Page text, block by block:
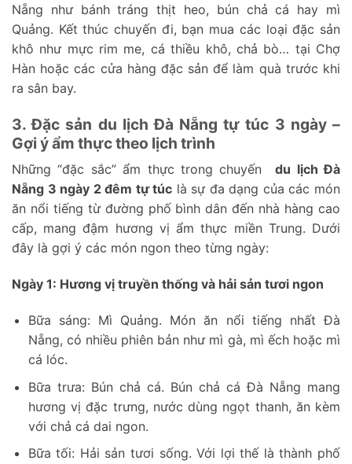
Nẵng như bánh tráng thịt heo, bún chả cá hay mì
Quảng. Kết thúc chuyến đi, bạn mua các loại đặc sản
khô như mực rim me, cá thiều khô, chả bò… tại Chợ
Hàn hoặc các cửa hàng đặc sản để làm quà trước khi
ra sân bay.
3. Đặc sản du lịch Đà Nẵng tự túc 3 ngày –
Gợi ý ẩm thực theo lịch trình
Những “đặc sắc” ẩm thực trong chuyếndu lịch Đà
Nẵng 3 ngày 2 đêm tự túc là sự đa dạng của các món
ăn nổi tiếng từ đường phố bình dân đến nhà hàng cao
cấp, mang đậm hương vị ẩm thực miền Trung. Dưới
đây là gợi ý các món ngon theo từng ngày:
Ngày 1: Hương vị truyền thống và hải sản tươi ngon
Bữa sáng: Mì Quảng. Món ăn nổi tiếng nhất Đà
Nẵng, có nhiều phiên bản như mì gà, mì ếch hoặc mì
cá lóc.
Bữa trưa: Bún chả cá. Bún chả cá Đà Nẵng mang
hương vị đặc trưng, nước dùng ngọt thanh, ăn kèm
với chả cá dai ngon.
Bữa tối: Hải sản tươi sống. Với lợi thế là thành phố